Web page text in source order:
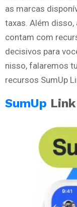
as marcas
taxas. Além
contam com
decisivos para
nisso, falaremos
recursos SumUp
SumUp Link